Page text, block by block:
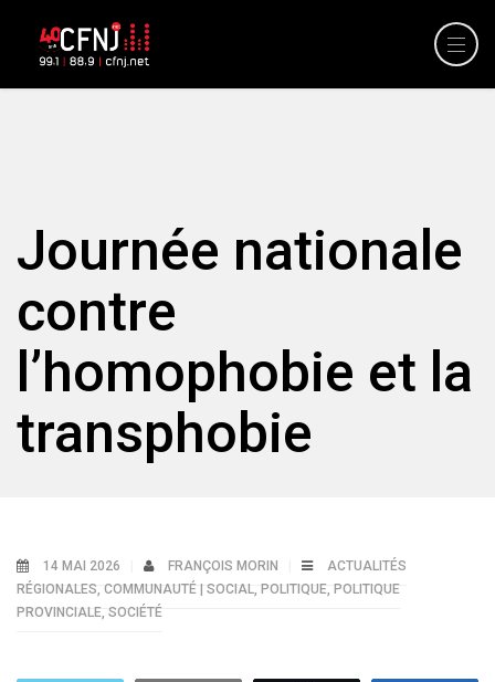
Journée nationale
contre
l’homophobie et la
transphobie
14 MAI 2026 FRANÇOIS MORIN
ACTUALITÉS
RÉGIONALES, COMMUNAUTÉ | SOCIAL, POLITIQUE, POLITIQUE
PROVINCIALE, SOCIÉTÉ